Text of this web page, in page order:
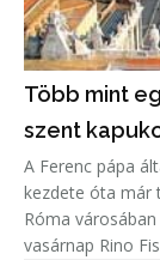
Több mint
szent
A Ferenc pápa
kezdete óta már
Róma
vasárnap Rino